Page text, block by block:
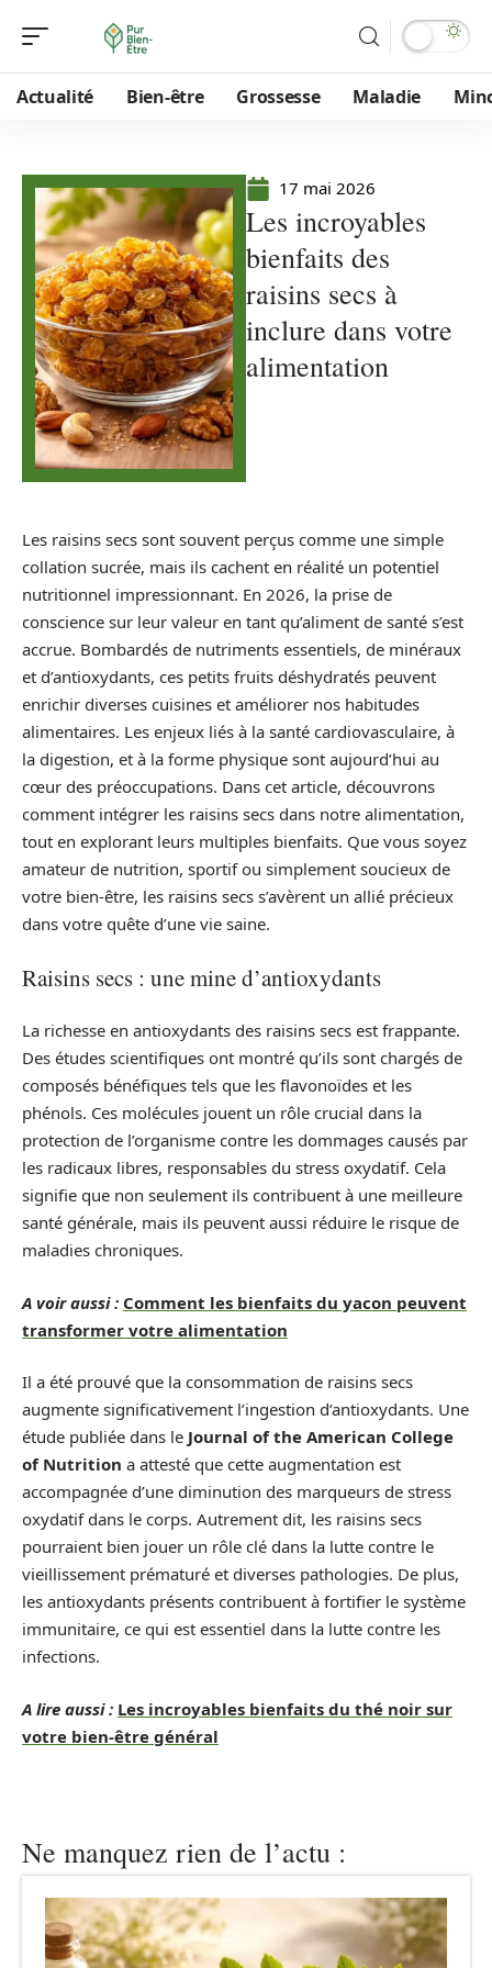
Actualité Bien-être Grossesse Maladie
17 mai 2026
Les incroyables
bienfaits des
raisins secs à
inclure dans votre
alimentation
Les raisins secs sont souvent perçus comme une simple
collation sucrée, mais ils cachent en réalité un potentiel
nutritionnel impressionnant. En 2026, la prise de
conscience sur leur valeur en tant qu’aliment de santé s’est
accrue. Bombardés de nutriments essentiels, de minéraux
et d’antioxydants, ces petits fruits déshydratés peuvent
enrichir diverses cuisines et améliorer nos habitudes
alimentaires. Les enjeux liés à la santé cardiovasculaire, à
la digestion, et à la forme physique sont aujourd’hui au
cœur des préoccupations. Dans cet article, découvrons
comment intégrer les raisins secs dans notre alimentation,
tout en explorant leurs multiples bienfaits. Que vous soyez
amateur de nutrition, sportif ou simplement soucieux de
votre bien-être, les raisins secs s’avèrent un allié précieux
dans votre quête d’une vie saine.
Raisins secs : une mine d’antioxydants
La richesse en antioxydants des raisins secs est frappante.
Des études scientifiques ont montré qu’ils sont chargés de
composés bénéfiques tels que les flavonoïdes et les
phénols. Ces molécules jouent un rôle crucial dans la
protection de l’organisme contre les dommages causés par
les radicaux libres, responsables du stress oxydatif. Cela
signifie que non seulement ils contribuent à une meilleure
santé générale, mais ils peuvent aussi réduire le risque de
maladies chroniques.
A voir aussi : Comment les bienfaits du yacon peuvent
transformer votre alimentation
Il a été prouvé que la consommation de raisins secs
augmente significativement l’ingestion d’antioxydants. Une
étude publiée dans le Journal of the American College
of Nutrition a attesté que cette augmentation est
accompagnée d’une diminution des marqueurs de stress
oxydatif dans le corps. Autrement dit, les raisins secs
pourraient bien jouer un rôle clé dans la lutte contre le
vieillissement prématuré et diverses pathologies. De plus,
les antioxydants présents contribuent à fortifier le système
immunitaire, ce qui est essentiel dans la lutte contre les
infections.
A lire aussi : Les incroyables bienfaits du thé noir sur
votre bien-être général
Ne manquez rien de l’actu :